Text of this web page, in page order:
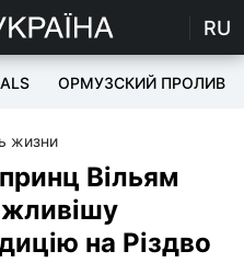
RU
ОРМУЗСКИЙ ПРОЛИВ
жизни
Вільям
на Різдво